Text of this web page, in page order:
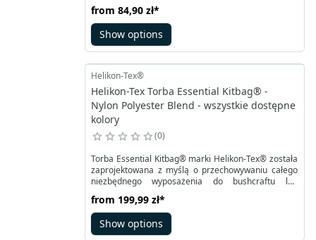
poliestru o wzmocnionej strukturze RipStop. Jest
mniej podatna na rozdarcia czy inne uszkodzenia.
Wyposażona w szeroki, wygodny regulowany pas
nośny.
from 84,90 zł*
Show options
Helikon-Tex®
Helikon-Tex Torba Essential Kitbag® -
Nylon Polyester Blend - wszystkie dostępne
kolory
0
Torba Essential Kitbag® marki Helikon-Tex® została
zaprojektowana z myślą o przechowywaniu całego
niezbędnego wyposażenia do bushcraftu lub
z kubkiem, składaną kuchenkę, latarkę, kompas,
linkę, zestaw do szycia i wiele innych niezbędnych
akcesoriów, zorganizowanych w osobnych
kieszeniach.
from 199,99 zł*
Show options